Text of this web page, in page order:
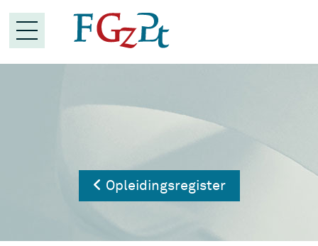
Opleidingsregister